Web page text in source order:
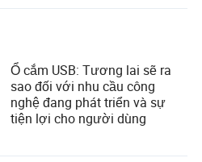
Ổ cắm USB: Tương lai sẽ ra
sao đối với nhu cầu công
nghệ đang phát triển và sự
tiện lợi cho người dùng